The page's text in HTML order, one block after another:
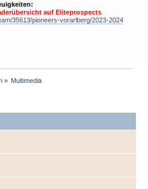
auf Eliteprospects
35613/pioneers-vorarlberg/2023-2024
» Multimedia